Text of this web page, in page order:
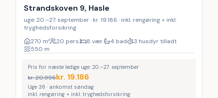
Strandskoven 9, Hasle
uge: 20.–27. september · kr. 19.186 · inkl. rengøring + inkl.
tryghedsforsikring
270 m² 20 pers. 8 vær. 4 bad
3 husdyr tilladt
550 m
Pris for næste ledige uge: 20.–27. september
kr.20.996kr. 19.186
Uge 38 · ankomst søndag
inkl. rengøring + inkl. tryghedsforsikring